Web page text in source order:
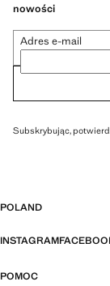
nowości
Adres e-mail
Subskrybując,
POLAND
INSTAGRAM
POMOC